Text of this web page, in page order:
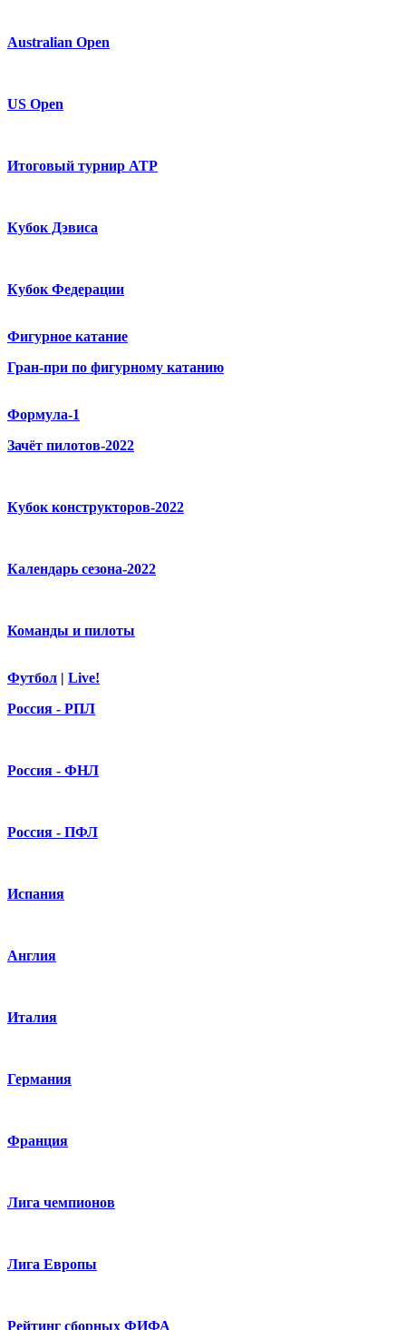
Australian Open
US Open
Итоговый турнир ATP
Кубок Дэвиса
Кубок Федерации
Фигурное катание
Гран-при по фигурному катанию
Формула-1
Зачёт пилотов-2022
Кубок конструкторов-2022
Календарь сезона-2022
Команды и пилоты
Футбол | Live!
Россия - РПЛ
Россия - ФНЛ
Россия - ПФЛ
Испания
Англия
Италия
Германия
Франция
Лига чемпионов
Лига Европы
Рейтинг сборных ФИФА